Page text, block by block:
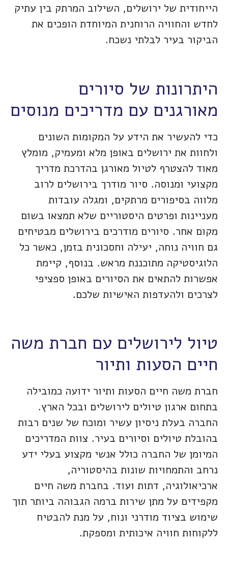
הייחודית של ירושלים, השילוב המרתק בין עתיק
לחדש והחוויה הרוחנית המיוחדת הופכים את
הביקור בעיר לבלתי נשכח.
היתרונות של סיורים
מאורגנים עם מדריכים מנוסים
כדי להעשיר את הידע על המקומות השונים
ולחוות את ירושלים באופן מלא ומעמיק, מומלץ
מאוד להצטרף לטיול מאורגן בהדרכת מדריך
מקצועי ומנוסה. סיור מודרך בירושלים לרוב
מלווה בסיפורים מרתקים, ומגלה עובדות
מעניינות ופרטים היסטוריים שלא תמצאו בשום
מקום אחר. סיורים מודרכים בירושלים מבטיחים
גם חוויה נוחה, יעילה וחסכונית בזמן, כאשר כל
הלוגיסטיקה מתוכננת מראש. בנוסף, קיימת
אפשרות להתאים את הסיורים באופן ספציפי
לצרכים ולהעדפות האישיות שלכם.
טיול לירושלים עם חברת משה
חיים הסעות ותיור
חברת משה חיים הסעות ותיור ידועה כמובילה
בתחום ארגון טיולים לירושלים ובכל הארץ.
החברה בעלת ניסיון עשיר ומוכח של שנים רבות
בהובלת טיולים וסיורים בעיר. צוות המדריכים
המיומן של החברה כולל אנשי מקצוע בעלי ידע
נרחב והתמחויות שונות בהיסטוריה,
ארכיאולוגיה, דתות ועוד. בחברת משה חיים
מקפידים על מתן שירות ברמה הגבוהה ביותר תוך
שימוש בציוד מודרני ונוח, על מנת להבטיח
ללקוחות חוויה איכותית ומספקת.